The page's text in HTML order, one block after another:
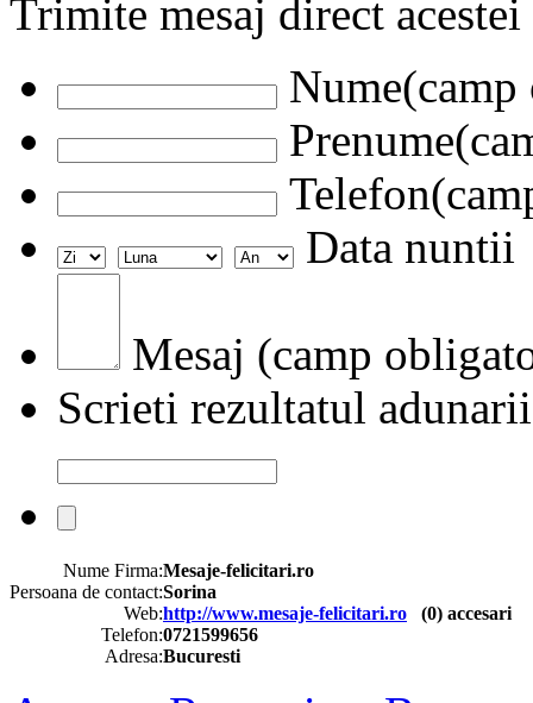
Trimite mesaj direct
Data nuntii
Mesaj (camp
Scrieti rezultatul adunarii
Nume Firma:Mesaje-felicitari.ro
Persoana de contact:Sorina
Web:http://www.mesaje-felicitari.ro (0) accesari
Telefon:0721599656
Adresa:Bucuresti